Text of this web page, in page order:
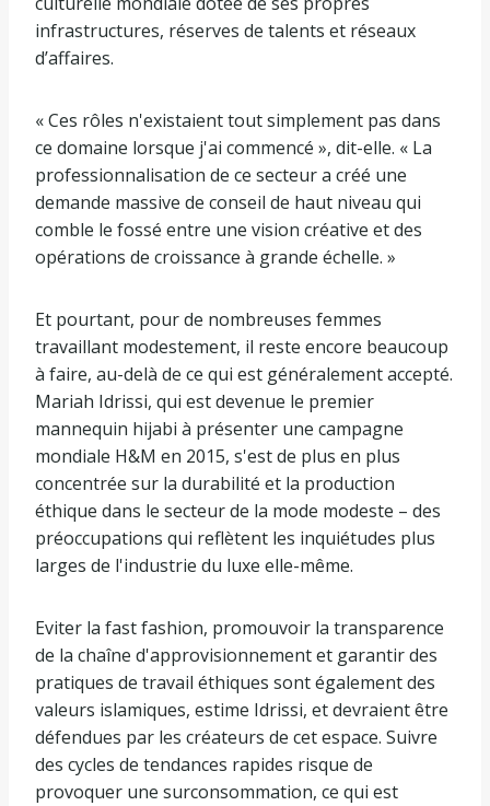
infrastructures, réserves de talents et réseaux
d’affaires.
« Ces rôles n'existaient tout simplement pas dans
ce domaine lorsque j'ai commencé », dit-elle. « La
professionnalisation de ce secteur a créé une
demande massive de conseil de haut niveau qui
comble le fossé entre une vision créative et des
opérations de croissance à grande échelle. »
Et pourtant, pour de nombreuses femmes
travaillant modestement, il reste encore beaucoup
à faire, au-delà de ce qui est généralement accepté.
Mariah Idrissi, qui est devenue le premier
mannequin hijabi à présenter une campagne
mondiale H&M en 2015, s'est de plus en plus
concentrée sur la durabilité et la production
éthique dans le secteur de la mode modeste – des
préoccupations qui reflètent les inquiétudes plus
larges de l'industrie du luxe elle-même.
Eviter la fast fashion, promouvoir la transparence
de la chaîne d'approvisionnement et garantir des
pratiques de travail éthiques sont également des
valeurs islamiques, estime Idrissi, et devraient être
défendues par les créateurs de cet espace. Suivre
des cycles de tendances rapides risque de
provoquer une surconsommation, ce qui est